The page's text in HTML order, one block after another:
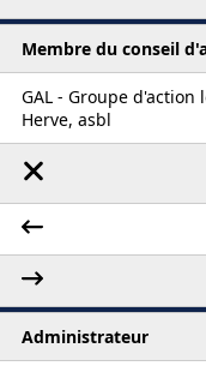
Membre du conseil
GAL - Groupe d'action
Herve, asbl
Administrateur